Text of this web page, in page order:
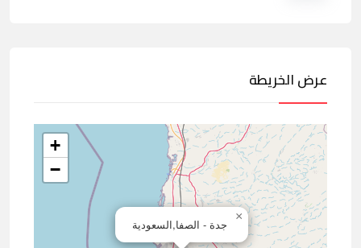
عرض الخريطة
جدة - الصفا,السعودية
×
+
−